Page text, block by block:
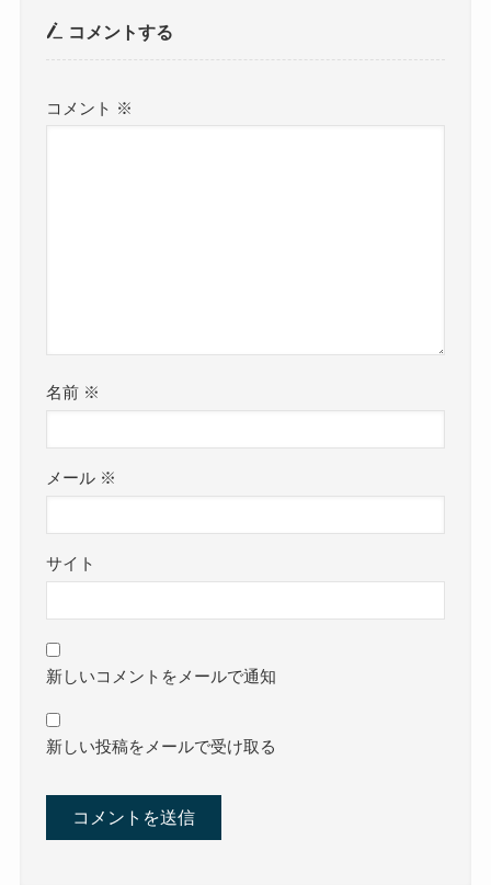
コメントする
コメント ※
名前 ※
メール ※
サイト
新しいコメントをメールで通知
新しい投稿をメールで受け取る